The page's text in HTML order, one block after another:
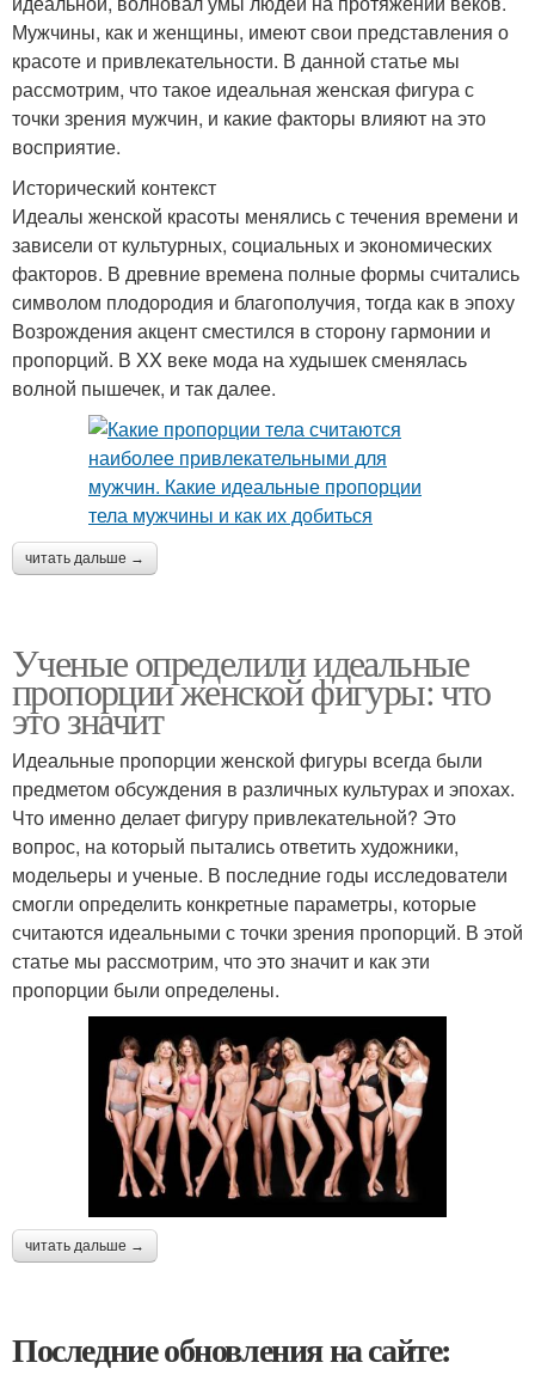
Мужчины, как и женщины, имеют свои представления о
красоте и привлекательности. В данной статье мы
рассмотрим, что такое идеальная женская фигура с
точки зрения мужчин, и какие факторы влияют на это
восприятие.
Исторический контекст
Идеалы женской красоты менялись с течения времени и
зависели от культурных, социальных и экономических
факторов. В древние времена полные формы считались
символом плодородия и благополучия, тогда как в эпоху
Возрождения акцент сместился в сторону гармонии и
пропорций. В XX веке мода на худышек сменялась
волной пышечек, и так далее.
читать дальше →
Ученые определили идеальные
пропорции женской фигуры: что
это значит
Идеальные пропорции женской фигуры всегда были
предметом обсуждения в различных культурах и эпохах.
Что именно делает фигуру привлекательной? Это
вопрос, на который пытались ответить художники,
модельеры и ученые. В последние годы исследователи
смогли определить конкретные параметры, которые
считаются идеальными с точки зрения пропорций. В этой
статье мы рассмотрим, что это значит и как эти
пропорции были определены.
читать дальше →
Последние обновления на сайте: